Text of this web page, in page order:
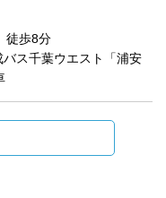
徒歩8分
ス千葉ウエスト「浦安